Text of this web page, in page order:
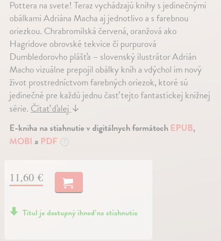
Pottera na svete! Teraz vychádzajú knihy s jedinečnými
obálkami Adriána Macha aj jednotlivo a s farebnou
oriezkou. Chrabromilská červená, oranžová ako
Hagridove obrovské tekvice či purpurová
Dumbledorovho plášťa – slovenský ilustrátor Adrián
Macho vizuálne prepojil obálky kníh a vdýchol im nový
život prostredníctvom farebných oriezok, ktoré sú
jedinečné pre každú jednu časť tejto fantastickej knižnej
série.Čítať ďalej↓
E-kniha na stiahnutie v digitálnych formátoch EPUB,
MOBI a PDF ?
11,60 €
Titul je dostupný ihneď na stiahnutie